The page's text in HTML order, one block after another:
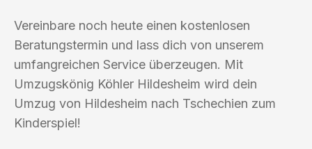
Vereinbare noch heute einen kostenlosen
Beratungstermin und lass dich von unserem
umfangreichen Service überzeugen. Mit
Umzugskönig Köhler Hildesheim wird dein
Umzug von Hildesheim nach Tschechien zum
Kinderspiel!